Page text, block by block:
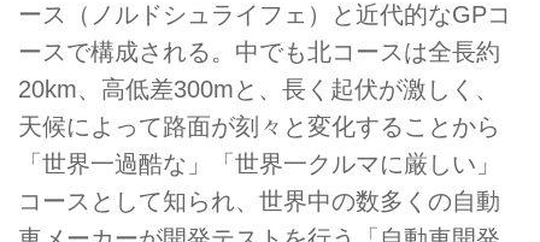
ース（ノルドシュライフェ）と近代的なGPコ
ースで構成される。中でも北コースは全長約
20km、高低差300mと、長く起伏が激しく、
天候によって路面が刻々と変化することから
「世界一過酷な」「世界一クルマに厳しい」
コースとして知られ、世界中の数多くの自動